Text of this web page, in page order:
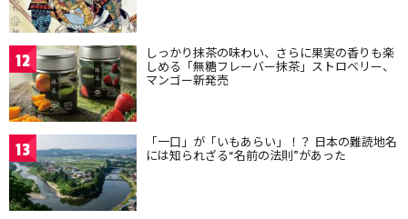
12 しっかり抹茶の味わい、さらに果実の香りも楽
しめる「無糖フレーバー抹茶」ストロベリー、
マンゴー新発売
13 「一口」が「いもあらい」！？ 日本の難読地名
には知られざる“名前の法則”があった